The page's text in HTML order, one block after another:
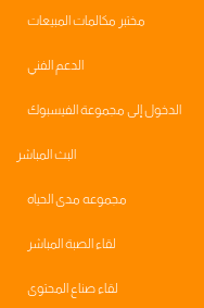
مختبر مكالمات المبيعات
الدعم الفني
الدخول إلى مجموعة الفيسبوك
البث المباشر
مجموعه مدى الحياه
لقاء الصبة المباشر
لقاء صناع المحتوى